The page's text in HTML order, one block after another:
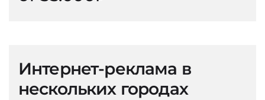
Интернет-реклама в
нескольких городах